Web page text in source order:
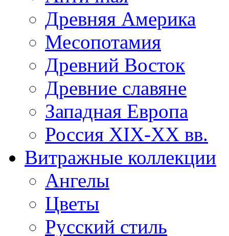
Древняя Америка
Месопотамия
Древний Восток
Древние славяне
Западная Европа
Россия XIX-XX вв.
Витражные коллекции
Ангелы
Цветы
Русский стиль